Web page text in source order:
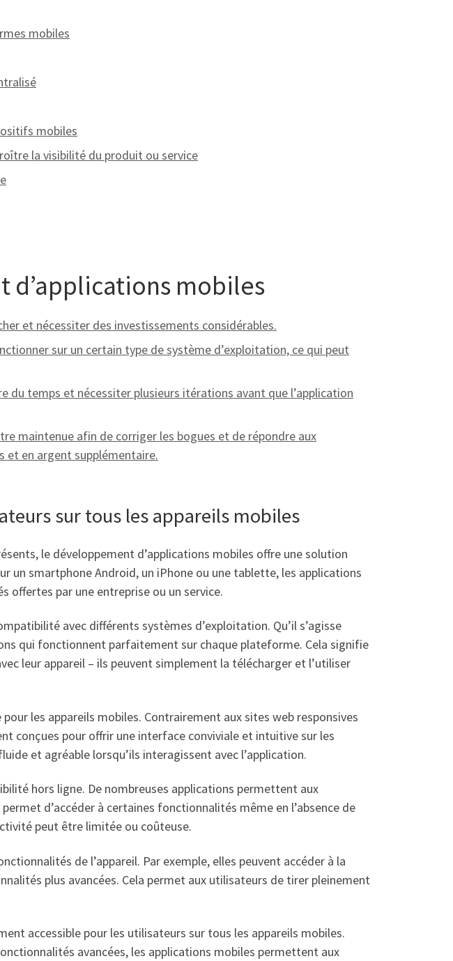
mobiles
mobiles
la visibilité du produit ou service
d’applications mobiles
et nécessiter des investissements considérables.
sur un certain type de système d’exploitation, ce qui peut
du temps et nécessiter plusieurs itérations avant que l’application
maintenue afin de corriger les bogues et de répondre aux
et en argent supplémentaire.
sur tous les appareils mobiles
le développement d’applications mobiles offre une solution
un smartphone Android, un iPhone ou une tablette, les applications
par une entreprise ou un service.
avec différents systèmes d’exploitation. Qu’il s’agisse
qui fonctionnent parfaitement sur chaque plateforme. Cela signifie
leur appareil – ils peuvent simplement la télécharger et l’utiliser
les appareils mobiles. Contrairement aux sites web responsives
conçues pour offrir une interface conviviale et intuitive sur les
et agréable lorsqu’ils interagissent avec l’application.
hors ligne. De nombreuses applications permettent aux
d’accéder à certaines fonctionnalités même en l’absence de
peut être limitée ou coûteuse.
de l’appareil. Par exemple, elles peuvent accéder à la
plus avancées. Cela permet aux utilisateurs de tirer pleinement
accessible pour les utilisateurs sur tous les appareils mobiles.
avancées, les applications mobiles permettent aux